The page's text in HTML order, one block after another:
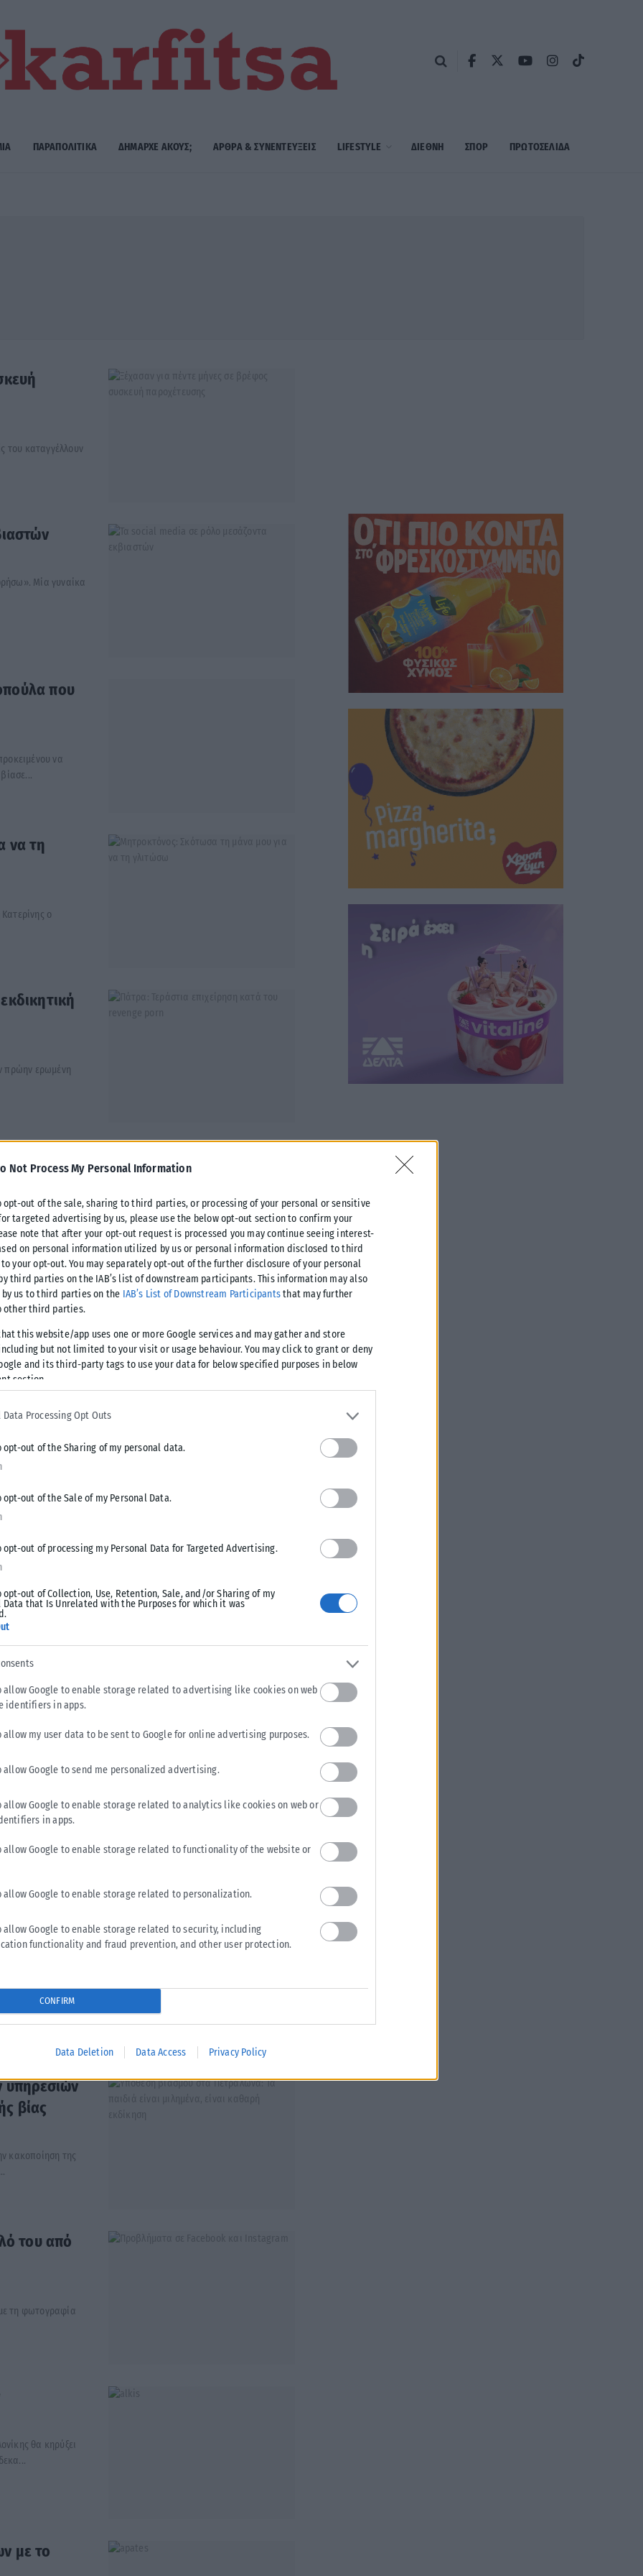
Not Process My Personal Information
opt-out of the sale, sharing to third parties, or processing of your personal or sensitive
targeted advertising by us, please use the below opt-out section to confirm your
note that after your opt-out request is processed you may continue seeing interest-
on personal information utilized by us or personal information disclosed to third
your opt-out. You may separately opt-out of the further disclosure of your personal
third parties on the IAB’s list of downstream participants. This information may also
by us to third parties on the IAB’s List of Downstream Participantsthat may further
other third parties.
this website/app uses one or more Google services and may gather and store
but not limited to your visit or usage behaviour. You may click to grant or deny
and its third-party tags to use your data for below specified purposes in below
section.
Data Processing Opt Outs
opt-out of the Sharing of my personal data.
opt-out of the Sale of my Personal Data.
opt-out of processing my Personal Data for Targeted Advertising.
opt-out of Collection, Use, Retention, Sale, and/or Sharing of my
Data that Is Unrelated with the Purposes for which it was
allow Google to enable storage related to advertising like cookies on web
identifiers in apps.
allow my user data to be sent to Google for online advertising purposes.
allow Google to send me personalized advertising.
allow Google to enable storage related to analytics like cookies on web or
in apps.
allow Google to enable storage related to functionality of the website or
allow Google to enable storage related to personalization.
allow Google to enable storage related to security, including
functionality and fraud prevention, and other user protection.
CONFIRM
Data Deletion Data Access Privacy Policy
ΠΑΡΑΠΟΛΙΤΙΚΑ ΔΗΜΑΡΧE ΑΚΟΥΣ; ΑΡΘΡΑ & ΣΥΝΕΝΤΕΥΞΕΙΣ LIFESTYLE ΔΙΕΘΝΗ ΣΠΟΡ ΠΡΩΤΟΣΈΛΙΔΑ
του καταγγέλλουν
Μία γυναίκα
που
να
να τη
ο
πρώην ερωμένη
Στις...
Είμαι από το
υπόθεση της
ο
με θύμα την
το
διαρρήκτη...
πίσω από
το κέντρο
υπηρεσιών
βίας
κακοποίηση της
του από
τη φωτογραφία
θα κηρύξει
με το